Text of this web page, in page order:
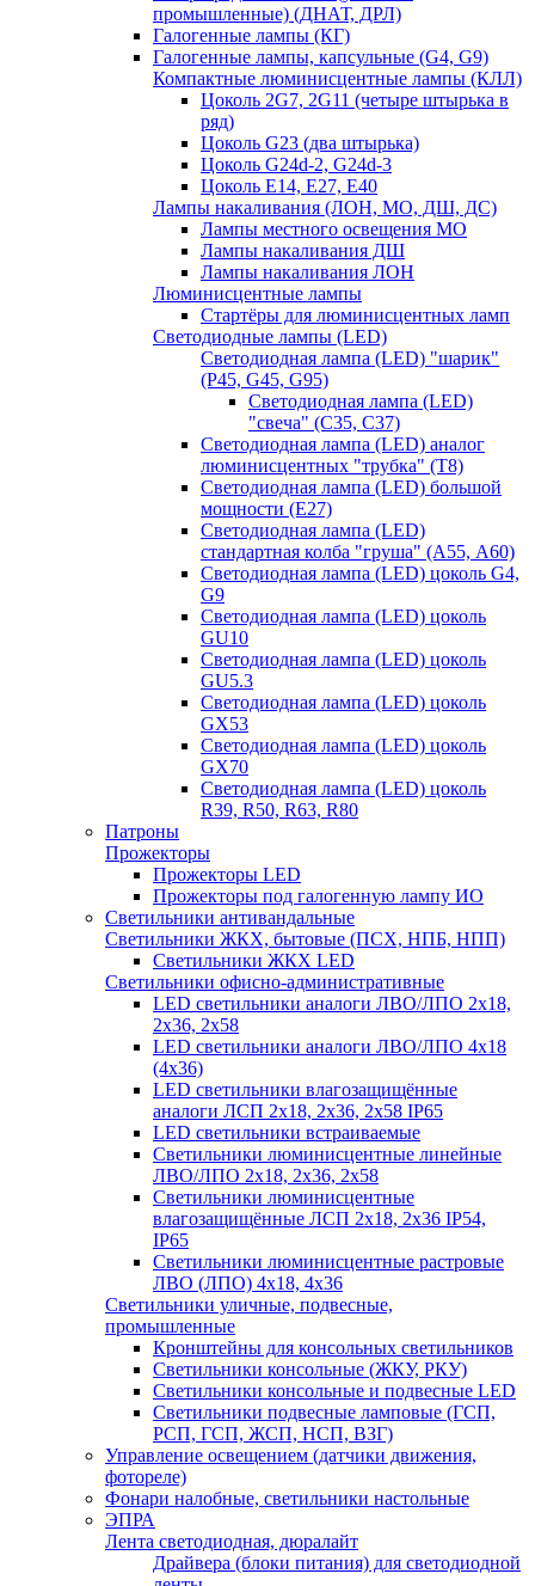
промышленные) (ДНАТ, ДРЛ)
Галогенные лампы (КГ)
Галогенные лампы, капсульные (G4, G9)
Компактные люминисцентные лампы (КЛЛ)
Цоколь 2G7, 2G11 (четыре штырька в
ряд)
Цоколь G23 (два штырька)
Цоколь G24d-2, G24d-3
Цоколь Е14, Е27, Е40
Лампы накаливания (ЛОН, МО, ДШ, ДС)
Лампы местного освещения МО
Лампы накаливания ДШ
Лампы накаливания ЛОН
Люминисцентные лампы
Стартёры для люминисцентных ламп
Светодиодные лампы (LED)
Светодиодная лампа (LED) "шарик"
(P45, G45, G95)
Светодиодная лампа (LED)
"свеча" (С35, С37)
Светодиодная лампа (LED) аналог
люминисцентных "трубка" (T8)
Светодиодная лампа (LED) большой
мощности (Е27)
Светодиодная лампа (LED)
стандартная колба "груша" (А55, А60)
Светодиодная лампа (LED) цоколь G4,
G9
Светодиодная лампа (LED) цоколь
GU10
Светодиодная лампа (LED) цоколь
GU5.3
Светодиодная лампа (LED) цоколь
GX53
Светодиодная лампа (LED) цоколь
GX70
Светодиодная лампа (LED) цоколь
R39, R50, R63, R80
Патроны
Прожекторы
Прожекторы LED
Прожекторы под галогенную лампу ИО
Светильники антивандальные
Светильники ЖКХ, бытовые (ПСХ, НПБ, НПП)
Светильники ЖКХ LED
Светильники офисно-административные
LED светильники аналоги ЛВО/ЛПО 2х18,
2х36, 2х58
LED светильники аналоги ЛВО/ЛПО 4х18
(4х36)
LED светильники влагозащищённые
аналоги ЛСП 2х18, 2х36, 2х58 IP65
LED светильники встраиваемые
Светильники люминисцентные линейные
ЛВО/ЛПО 2х18, 2х36, 2х58
Светильники люминисцентные
влагозащищённые ЛСП 2х18, 2х36 IP54,
IP65
Светильники люминисцентные растровые
ЛВО (ЛПО) 4х18, 4х36
Светильники уличные, подвесные,
промышленные
Кронштейны для консольных светильников
Светильники консольные (ЖКУ, РКУ)
Светильники консольные и подвесные LED
Светильники подвесные ламповые (ГСП,
РСП, ГСП, ЖСП, НСП, ВЗГ)
Управление освещением (датчики движения,
фотореле)
Фонари налобные, светильники настольные
ЭПРА
Лента светодиодная, дюралайт
Драйвера (блоки питания) для светодиодной